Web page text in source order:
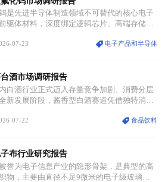
是先进半导体制造领域不可替代的核心电子
驱体材料，深度绑定逻辑芯片、高端存储芯
）、原子层沉积（ALD）工艺专用前驱体
程。
07-23 电子产品和半导体
酒市场调研报告
白酒行业正式迈入存量竞争加剧、消费分层
新发展阶段，酱香型白酒赛道凭借独特消费
茅台凭借独一无二的核心产区壁垒、刚性产
07-22 食品饮料
布行业研究报告
誉为电子信息产业的隐形骨架，是典型的高
物，主要由直径不足9微米的电子级玻璃纤